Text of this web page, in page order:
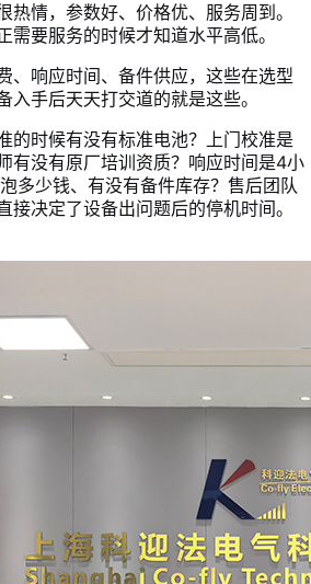
热情，参数好、价格优、服务周到。
需要服务的时候才知道水平高低。
、响应时间、备件供应，这些在选型
入手后天天打交道的就是这些。
的时候有没有标准电池？上门校准是
有没有原厂培训资质？响应时间是4小
多少钱、有没有备件库存？售后团队
接决定了设备出问题后的停机时间。